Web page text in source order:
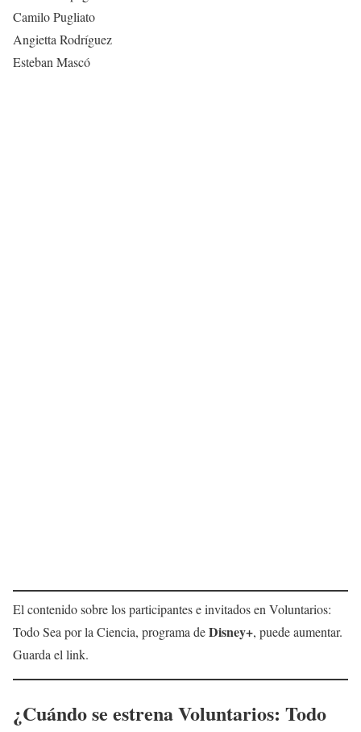
Camilo Pugliato
Angietta Rodríguez
Esteban Mascó
El contenido sobre los participantes e invitados en Voluntarios:
Todo Sea por la Ciencia, programa deDisney+, puede aumentar.
Guarda el link.
¿Cuándo se estrena Voluntarios: Todo